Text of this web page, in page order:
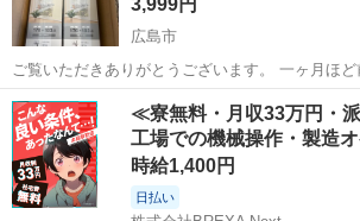
3,999円
広島市
ご覧いただきありがとうございます。 一ヶ月ほど
のブラインド二点セットです。不用の為に出品します。 【状
未開封/未使用 【サイズ】高さ：183cm、幅：176cm 引き取り希
所:西区井口台 ほ...
広島 広島市 カーテン、ブラインド
≪寮無料・月収33万円・
工場での機械操作・製造
時給1,400円
日払い